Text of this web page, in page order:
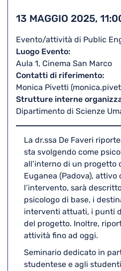
13 MAGGIO 2025,
Evento/attività di Public
Luogo Evento
Aula 1, Cinema San Marco
Contatti di riferimento
Monica Pivetti
Strutture interne
Dipartimento di Scienze
La dr.ssa De Faveri
sta svolgendo come
all’interno di un progetto
Euganea (Padova), attivo
l’intervento, sarà
psicologo di base, i
interventi attuati, i punti
del progetto. Inoltre,
attività fino ad oggi.
Seminario dedicato in
studentese e agli